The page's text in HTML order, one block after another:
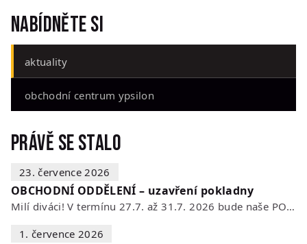
Nabídněte si
aktuality
obchodní centrum ypsilon
Právě se stalo
23. července 2026
OBCHODNÍ ODDĚLENÍ – uzavření pokladny
Milí diváci! V termínu 27.7. až 31.7. 2026 bude naše POKLADNA z technických…
1. července 2026